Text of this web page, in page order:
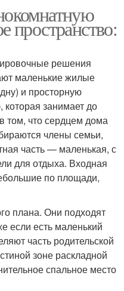
пространство:
решения
маленькие жилые
и просторную
занимает до
том, что сердцем дома
члены семьи,
часть — маленькая, с
для отдыха. Входная
по площади,
плана. Они подходят
если есть маленький
часть родительской
зоне раскладной
спальное место